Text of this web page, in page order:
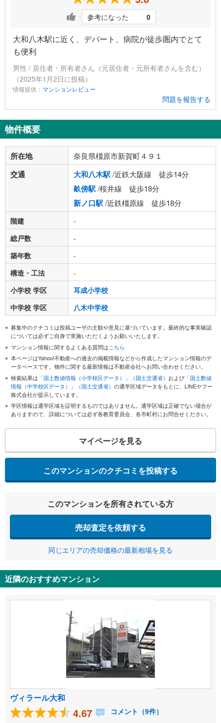
参考になった 0
大和八木駅に近く、デパート、病院が徒歩圏内でとて
も便利
男性 / 居住者・所有者さん（元居住者・元所有者さんを含む）
（2025年1月2日に投稿）
情報提供： マンションレビュー
問題を報告する
物件概要
所在地 奈良県橿原市新賀町４９１
交通 大和八木駅/近鉄大阪線 徒歩14分
畝傍駅/桜井線 徒歩18分
新ノ口駅/近鉄橿原線 徒歩18分
階建
-
総戸数
-
築年数
-
構造・工法
-
小学校 学区
耳成小学校
中学校 学区
八木中学校
募集中のクチコミは投稿ユーザの主観や意見に基づいています。最終的な事実確認
については必ずご自身で実施いただくようお願いいたします。
マンション情報に関するよくある質問はこちら
本ページはYahoo!不動産への過去の掲載情報などから作成したマンション情報のデ
ータベースです。物件に関する最新情報は不動産会社へお問い合わせください。
検索結果は 「国土数値情報（小学校区データ）」（国土交通省） および 「国土数値
情報（中学校区データ）」（国土交通省） の通学区域データをもとに、LINEヤフー
株式会社が提示しています。
学区情報は通学区域を証明するものではありません。通学区域は正確でない場合が
ありますので、詳細については必ず各教育委員会、各市町村にお問合せください。
マイページを見る
このマンションのクチコミを投稿する
このマンションを所有されている方
売却査定を依頼する
同じエリアの売却価格の最新相場を見る
近隣のおすすめマンション
ヴィラール大和
4.67 コメント（9件）